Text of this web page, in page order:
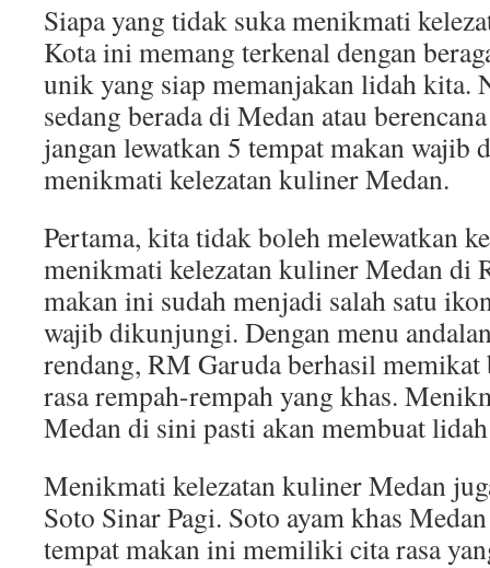
Siapa yang tidak suka menikmati
Kota ini memang terkenal dengan
unik yang siap memanjakan lidah kita.
sedang berada di Medan atau
jangan lewatkan 5 tempat makan wajib
menikmati kelezatan kuliner Medan.
Pertama, kita tidak boleh melewatkan
menikmati kelezatan kuliner Medan di
makan ini sudah menjadi salah satu
wajib dikunjungi. Dengan menu
rendang, RM Garuda berhasil memikat
rasa rempah-rempah yang khas.
Medan di sini pasti akan membuat
Menikmati kelezatan kuliner Medan
Soto Sinar Pagi. Soto ayam khas
tempat makan ini memiliki cita rasa